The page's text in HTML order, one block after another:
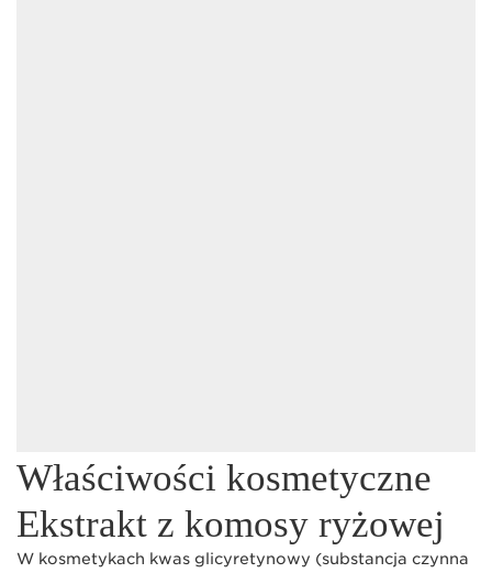
Właściwości kosmetyczne
Ekstrakt z komosy ryżowej
W kosmetykach kwas glicyretynowy (substancja czynna